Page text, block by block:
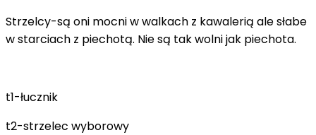
Strzelcy-są oni mocni w walkach z kawalerią ale słabe
w starciach z piechotą. Nie są tak wolni jak piechota.
t1-łucznik
t2-strzelec wyborowy